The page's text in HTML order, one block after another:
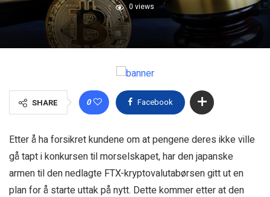
0 views
SHARE 0 Facebook
Etter å ha forsikret kundene om at pengene deres ikke ville
gå tapt i konkursen til morselskapet, har den japanske
armen til den nedlagte FTX-kryptovalutabørsen gitt ut en
plan for å starte uttak på nytt. Dette kommer etter at den